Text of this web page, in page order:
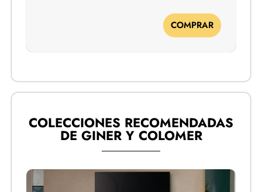
COMPRAR
COLECCIONES RECOMENDADAS
DE GINER Y COLOMER